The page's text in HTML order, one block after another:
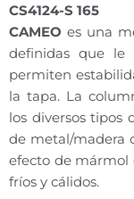
CS4124-S 165
CAMEO es una
definidas que le
permiten
la tapa. La
los diversos tipos
de metal/madera
efecto de mármol
fríos y cálidos.